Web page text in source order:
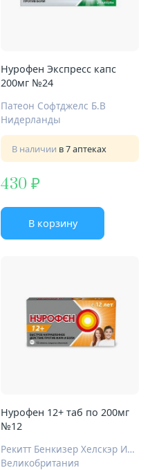
Нурофен Экспресс капс
200мг №24
Патеон Софтджелс Б.В
Нидерланды
В наличии в 7 аптеках
430
В корзину
Нурофен 12+ таб по 200мг
№12
Рекитт Бенкизер Хелскэр Интернешнл Лтд
Великобритания